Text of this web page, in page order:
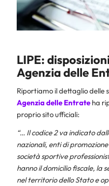
LIPE:
Agenzia delle
Riportiamo il dettaglio delle
Agenzia delle Entrateha
proprio sito ufficiali:
“… Il codice 2 va indicato
nazionali, enti di
società sportive
hanno il domicilio fiscale, la
nel territorio dello Stato e